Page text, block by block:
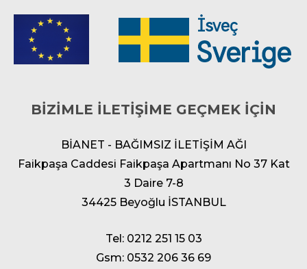
BİZİMLE İLETİŞİME GEÇMEK İÇİN
BİANET - BAĞIMSIZ İLETİŞİM AĞI
Faikpaşa Caddesi Faikpaşa Apartmanı No 37 Kat
3 Daire 7-8
34425 Beyoğlu İSTANBUL
Tel: 0212 251 15 03
Gsm: 0532 206 36 69